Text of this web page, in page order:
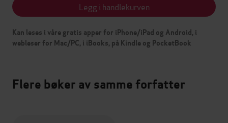
Legg i handlekurven
Kan leses i våre gratis apper for iPhone/iPad og Android, i
webleser for Mac/PC, i iBooks, på Kindle og PocketBook
Flere bøker av samme forfatter